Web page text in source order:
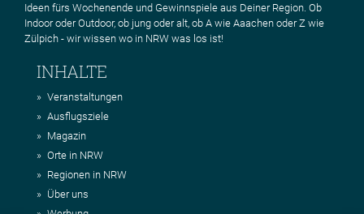
Ideen fürs Wochenende und Gewinnspiele aus Deiner Region. Ob
Indoor oder Outdoor, ob jung oder alt, ob A wie Aaachen oder Z wie
Zülpich - wir wissen wo in NRW was los ist!
INHALTE
Veranstaltungen
Ausflugsziele
Magazin
Orte in NRW
Regionen in NRW
Über uns